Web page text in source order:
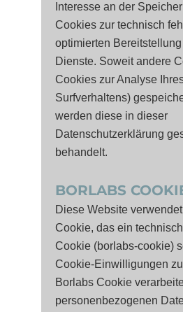
Interesse an der
Cookies zur technisch
optimierten
Dienste. Soweit andere
Cookies zur Analyse
Surfverhaltens)
werden diese in dieser
Datenschutzerklärung
behandelt.
BORLABS
Diese Website
Cookie, das ein
Cookie (borlabs-cookie)
Cookie-Einwilligungen
Borlabs Cookie
personenbezogenen